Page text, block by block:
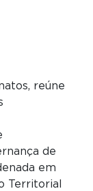
reúne
de
em
Territorial